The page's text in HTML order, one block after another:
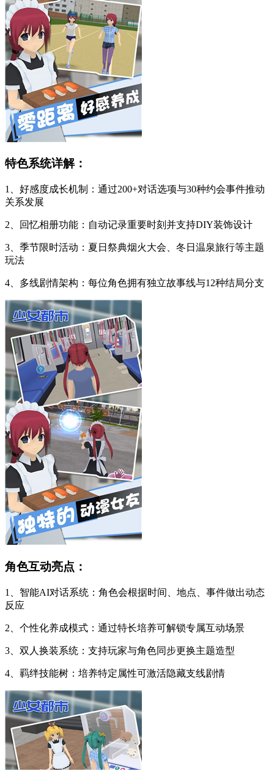
尚潮流装扮均可随心组合
2、动态天气系统影响约会场景，雨天共撑纸伞、晴日游乐园
狂欢等情境带来差异互动
3、包含料理制作、音乐演奏、体育竞技等12种生活技能成长
体系
4、全场景开放探索模式，电车系统可快速穿梭于20个特色区
域
特色系统详解：
1、好感度成长机制：通过200+对话选项与30种约会事件推动
关系发展
2、回忆相册功能：自动记录重要时刻并支持DIY装饰设计
3、季节限时活动：夏日祭典烟火大会、冬日温泉旅行等主题
玩法
4、多线剧情架构：每位角色拥有独立故事线与12种结局分支